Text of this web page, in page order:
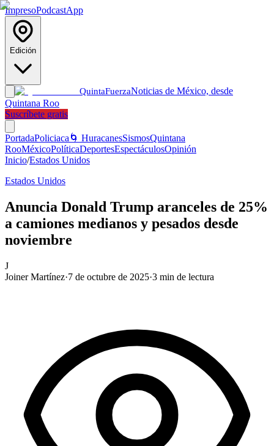
ImpresoPodcastApp
Edición
QuintaFuerzaNoticias de México, desde
Quintana Roo
Suscríbete gratis
PortadaPoliciaca 🌀 HuracanesSismosQuintana
RooMéxicoPolíticaDeportesEspectáculosOpinión
Inicio/Estados Unidos
Estados Unidos
Anuncia Donald Trump aranceles de 25%
a camiones medianos y pesados desde
noviembre
J
Joiner Martínez·7 de octubre de 2025·3 min de lectura